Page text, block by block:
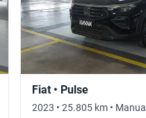
Fiat • Pulse
2023 • 25.805 km • Manual